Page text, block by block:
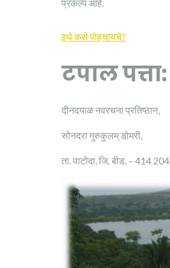
प्रकल्प आहे.
इथे कसे पोहचायचे?
टपाल पत्ता:
दीनदयाळ नवरचना प्रतिष्ठान,
सोनदरा गुरुकुलम् डोमरी,
ता. पाटोदा, जि. बीड. – 414 204